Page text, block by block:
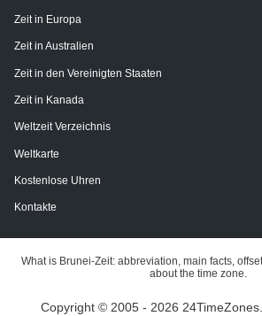
Zeit in Europa
Zeit in Australien
Zeit in den Vereinigten Staaten
Zeit in Kanada
Weltzeit Verzeichnis
Weltkarte
Kostenlose Uhren
Kontakte
What is Brunei-Zeit: abbreviation, main facts,
about the time zone.
Copyright © 2005 - 2026